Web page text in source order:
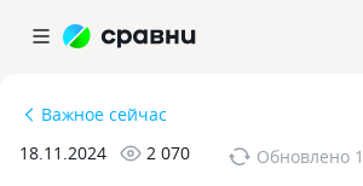
Важное сейчас
18.11.2024
2 070 Обновлено